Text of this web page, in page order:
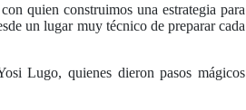
quien construimos una estrategia para
un lugar muy técnico de preparar cada
Lugo, quienes dieron pasos mágicos